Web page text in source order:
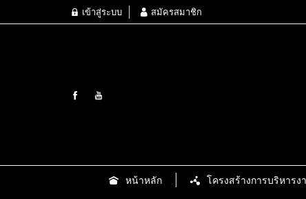
เข้าสู่ระบบ สมัครสมาชิก
หน้าหลัก โครงสร้างการบริหารง